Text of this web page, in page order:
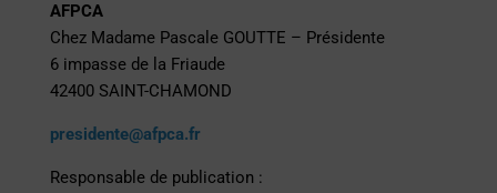
AFPCA
Chez Madame Pascale GOUTTE – Présidente
6 impasse de la Friaude
42400 SAINT-CHAMOND
presidente@afpca.fr
Responsable de publication :